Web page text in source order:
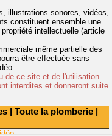
| Toute la plomberie |
illustrations sonores, vidéos,
constituent ensemble une
intellectuelle (article
même partielle des
être effectuée sans
de ce site et de l'utilisation
interdites et donneront suite